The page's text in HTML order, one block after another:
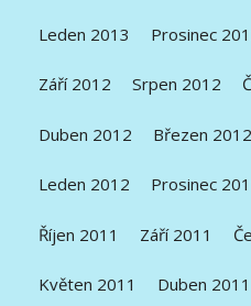
Leden 2013 Prosinec
Září 2012 Srpen 2012
Duben 2012 Březen 2012
Leden 2012 Prosinec
Říjen 2011 Září 2011
Květen 2011 Duben 2011